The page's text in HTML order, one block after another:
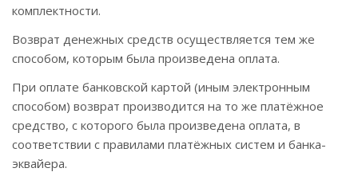
комплектности.
Возврат денежных средств осуществляется тем же
способом, которым была произведена оплата.
При оплате банковской картой (иным электронным
способом) возврат производится на то же платёжное
средство, с которого была произведена оплата, в
соответствии с правилами платёжных систем и банка-
эквайера.